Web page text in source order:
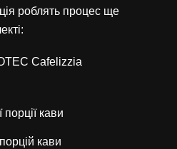
роблять процес ще
Cafelizzia
порції кави
кави